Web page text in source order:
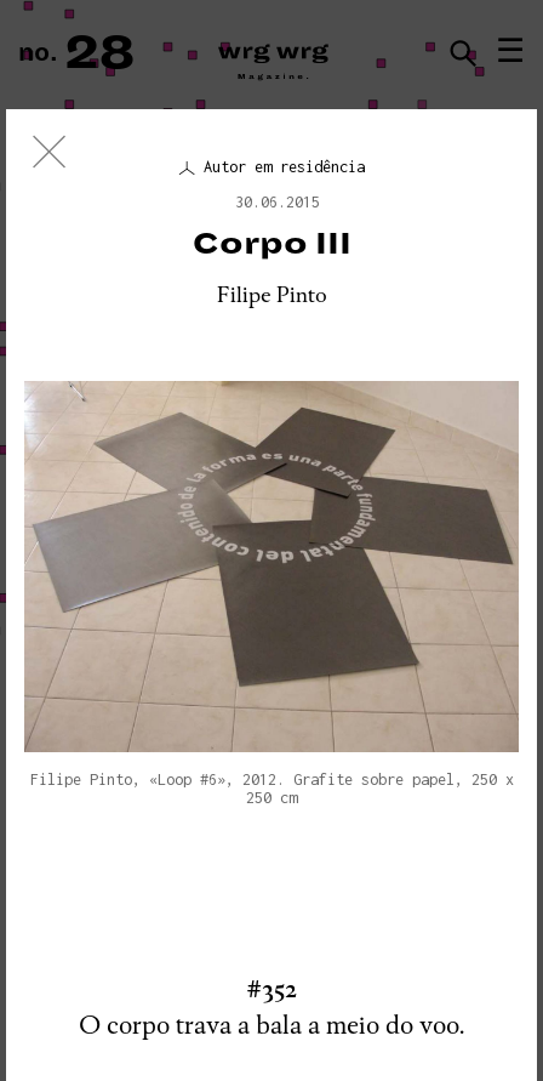
no. 28 ☰
«PLEASE DO NOT DISTURB:
SEISMOGRAPH EQUIPMENT»
RedSkyFalls: Miscelânea #3
Autor em residência
30.06.2015
Corpo III
Filipe Pinto
Filipe Pinto, «Loop #6», 2012. Grafite sobre papel, 250 x
250 cm
#352
O corpo trava a bala a meio do voo.